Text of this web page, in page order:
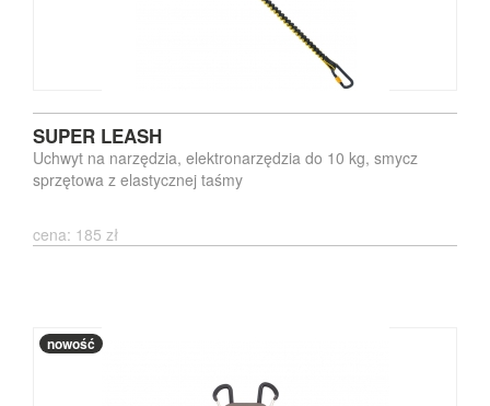
SUPER LEASH
Uchwyt na narzędzia, elektronarzędzia do 10 kg, smycz
sprzętowa z elastycznej taśmy
cena: 185 zł
nowość